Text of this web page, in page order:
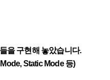
을 구현해 놓았습니다.
Static Mode 등)